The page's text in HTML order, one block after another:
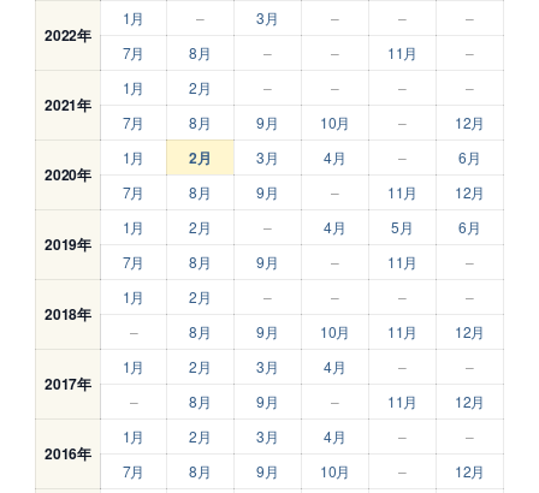
2022年
1月 – 3月 – –
–
7月
8月 – – 11月 –
2021年
1月 2月 – – –
–
7月
8月 9月 10月 – 12月
2020年
1月 2月 3月 4月 –
6月
7月
8月 9月 – 11月 12月
2019年
1月 2月 – 4月 5月
6月
7月
8月 9月 – 11月 –
2018年
1月 2月 – – –
–
–
8月 9月 10月 11月 12月
2017年
1月 2月 3月 4月 –
–
–
8月 9月 – 11月 12月
2016年
1月 2月 3月 4月 –
–
7月
8月 9月 10月 – 12月